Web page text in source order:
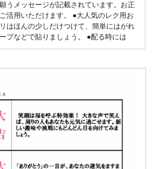
うメッセージが記載されています。お正
活用いただけます。 ●大人気のレク用お
はほんの少しだけつけて、簡単にはがれ
プなどで貼りましょう。 ●配る時には